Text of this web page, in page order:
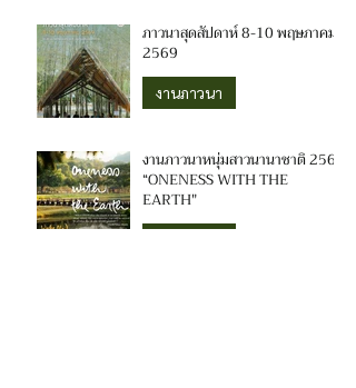
ภาวนาสุดสัปดาห์ 8-10 พฤษภาคม
2569
งานภาวนา
งานภาวนาหนุ่มสาวนานาชาติ 2569
“ONENESS WITH THE
EARTH"